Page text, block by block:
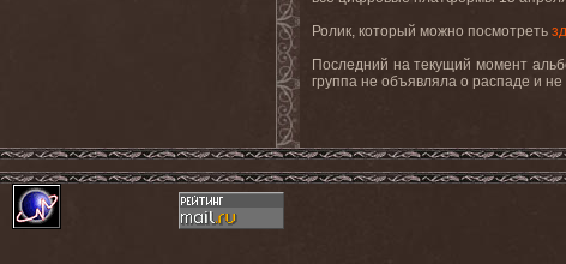
Ролик, который можно посмотреть
Последний на текущий момент
группа не объявляла о распаде и